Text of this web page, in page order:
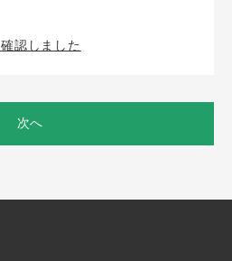
確認しました
次へ